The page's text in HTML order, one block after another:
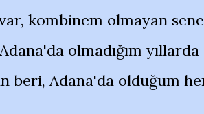
kombinem olmayan
olmadığım
beri, Adana'da olduğum